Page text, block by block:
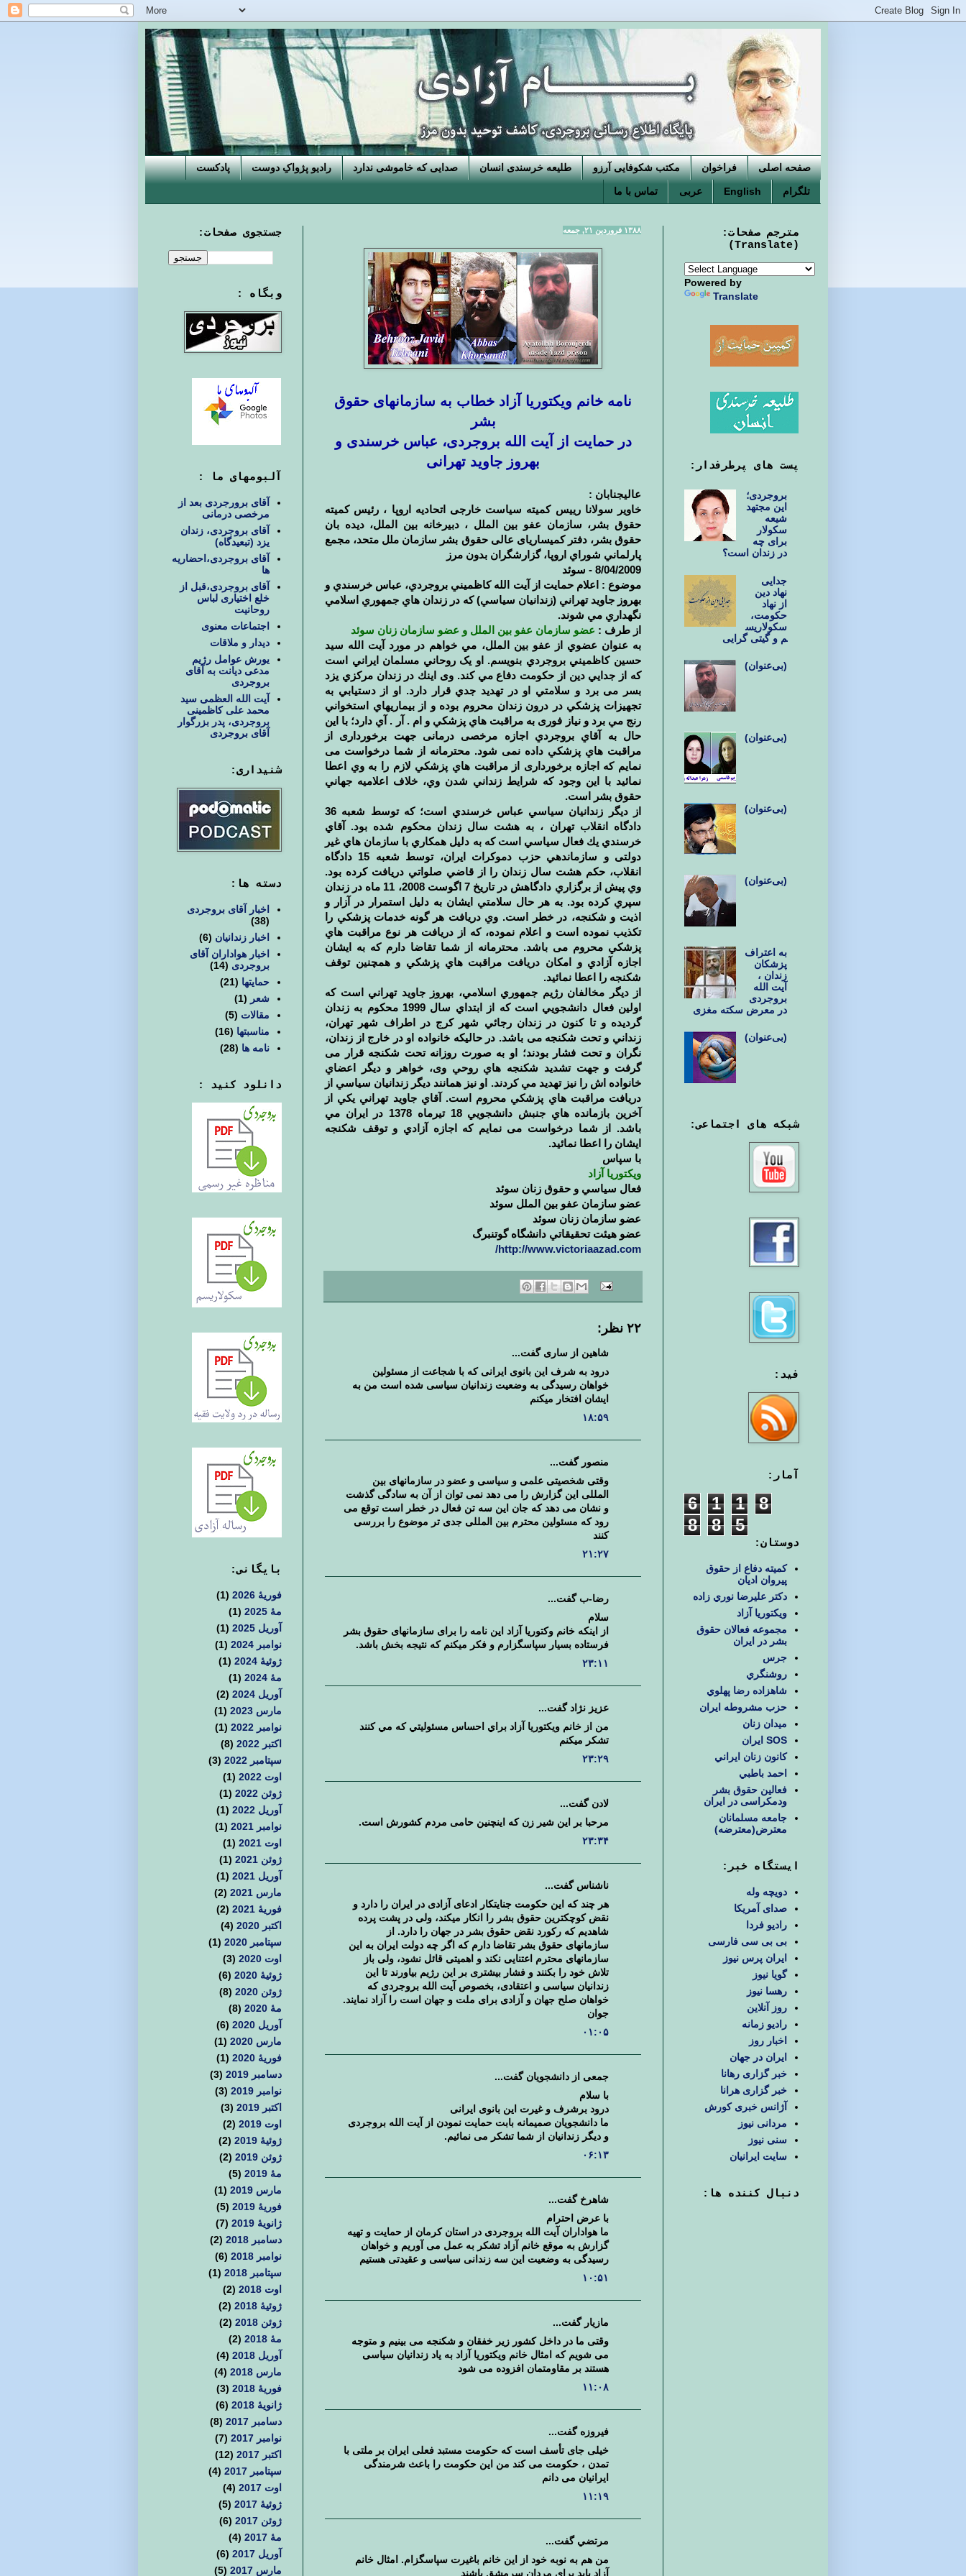
صفحه اصلی فراخوان مکتب شکوفایی آرزو طلیعه خرسندی انسان صدایی که خاموشی ندارد رادیو پژواکِ دوست پادکست
تلگرام English عربی تماس با ما
۱۳۸۸ فروردین ۲۱, جمعه
نامه خانم ویکتوریا آزاد خطاب به سازمانهای حقوق
بشر
در حمایت از آیت الله بروجردی، عباس خرسندی و
بهروز جاوید تهرانی
عالیجنابان :
خاوير سولانا رييس کميته سياست خارجی اتحاديه اروپا ، رئيس كميته
حقوق بشر، سازمان عفو بين الملل ، دبيرخانه بين الملل، ديده بان
حقوق بشر، دفتر کميساریای عالی حقوق بشر سازمان ملل متحد، مجمع
پارلماني شوراي اروپا، گزارشگران بدون مرز
8/04/2009 - سوئد
موضوع : اعلام حمايت از آيت الله كاظميني بروجردي، عباس خرسندي و
بهروز جاويد تهراني (زندانيان سياسي) كه در زندان هاي جمهوري اسلامي
نگهداري مي شوند.
از طرف : عضو سازمان عفو بين الملل و عضو سازمان زنان سوئد
به عنوان عضوي از عفو بين الملل، مي خواهم در مورد آيت الله سيد
حسين كاظميني بروجردي بنويسم. او یک روحاني مسلمان ايراني است
كه از جدايي دين از حكومت دفاع مي كند. وی اينك در زندان مركزي يزد
بسر می برد و سلامتي او در تهدید جدي قرار دارد. او از دستيابي به
تجهیزات پزشكي در درون زندان محروم بوده و از بيماريهاي استخواني
رنج مي برد و نياز فوری به مراقبت هاي پزشكي و ام . آر . آي دارد؛ با اين
حال به آقاي بروجردي اجازه مرخصی درمانی جهت برخورداری از
مراقبت هاي پزشكي داده نمی شود. محترمانه از شما درخواست می
نمایم كه اجازه برخورداری از مراقبت هاي پزشكي لازم را به وي اعطا
نمائيد با اين وجود كه شرايط زنداني شدن وي، خلاف اعلامیه جهاني
حقوق بشر است.
از دیگر زندانيان سياسي عباس خرسندي است؛ كه توسط شعبه 36
دادگاه انقلاب تهران ، به هشت سال زندان محكوم شده بود. آقاي
خرسندي يك فعال سياسي است که به دليل همكاري با سازمان هاي غير
دولتی و سازماندهي حزب دموكرات ايران، توسط شعبه 15 دادگاه
انقلاب، حكم هشت سال زندان را از قاضي صلواتي دريافت كرده بود.
وي پيش از برگزاري دادگاهش در تاريخ 7 اگوست 2008، 11 ماه در زندان
سپري كرده بود. به هر حال سلامتي ایشان به دليل استمرار در آزار و
اذیت و شكنجه، در خطر است. وي دريافت هر گونه خدمات پزشكي را
تکذیب نموده است و اعلام نموده، که از دريافت هر نوع مراقبت هاي
پزشكي محروم می باشد. محترمانه از شما تقاضا دارم كه به ايشان
اجازه آزادي و امكان دريافت مراقبت هاي پزشكي و همچنین توقف
شكنجه را اعطا نمائيد.
از ديگر مخالفان رژيم جمهوري اسلامي، بهروز جاويد تهراني است که
اولين فعال دانشجويي است كه از ابتداي سال 1999 محکوم به زندان
گردیده و تا کنون در زندان رجائي شهر كرج در اطراف شهر تهران،
زنداني و تحت شكنجه می باشد. در حاليكه خانواده او در خارج از زندان،
نگران و تحت فشار بودند؛ او به صورت روزانه تحت شکنجه قرار می
گرفت و جهت تشدید شكنجه هاي روحي وی، خواهر و ديگر اعضاي
خانواده اش را نيز تهديد مي كردند. او نيز همانند ديگر زندانيان سياسي از
دريافت مراقبت هاي پزشكي محروم است. آقاي جاويد تهراني يكي از
آخرين بازمانده هاي جنبش دانشجويي 18 تيرماه 1378 در ايران مي
باشد. از شما درخواست می نمایم كه اجازه آزادي و توقف شكنجه
ايشان را اعطا نمائيد.
با سپاس
ويكتوريا آزاد
فعال سياسي و حقوق زنان سوئد
عضو سازمان عفو بين الملل سوئد
عضو سازمان زنان سوئد
عضو هیئت تحقيقاتي دانشگاه گوتنبرگ
http://www.victoriaazad.com/
۲۲ نظر:
شاهین از ساری گفت...
درود به شرف این بانوی ایرانی که با شجاعت از مسئولین
خواهان رسیدگی به وضعیت زندانیان سیاسی شده است من به
ایشان افتخار میکنم
۱۸:۵۹
منصور گفت...
وقتی شخصیتی علمی و سیاسی و عضو در سازمانهای بین
المللی این گزارش را می دهد نمی توان از آن به سادگی گذشت
و نشان می دهد که جان این سه تن فعال در خطر است توقع می
رود که مسئولین محترم بین المللی جدی تر موضوع را بررسی
کنند
۲۱:۲۷
رضا-ب گفت...
سلام
از اینکه خانم وکتوریا آزاد این نامه را برای سازمانهای حقوق بشر
فرستاده بسیار سپاسگزارم و فکر میکنم که نتیجه بخش باشد.
۲۳:۱۱
عزيز نژاد گفت...
من از خانم ويكتوريا آزاد براي احساس مسئوليتي كه مي كنند
تشكر ميكنم
۲۳:۲۹
لادن گفت...
مرحبا بر این شیر زن که اینچنین حامی مردم کشورش است.
۲۳:۳۴
ناشناس گفت...
هر چند که این حکومت جنایتکار ادعای آزادی در ایران را دارد و
نقض کوچکترین حقوق بشر را انکار میکند، ولی در پشت پرده
شاهدیم که رکورد نقض حقوق بشر در جهان را دارد. از
سازمانهای حقوق بشر تقاضا دارم که اگر چه دولت ایران به این
سازمانهای محترم اعتنایی نکند و اهمیتی قائل نشود، ولی باز
تلاش خود را بکنند و فشار بیشتری بر این رژیم بیاورند تا این
زندانیان سیاسی و اعتقادی، بخصوص آیت الله بروجردی که
خواهان صلح جهان و آزادی برای ملت و جهان است را آزاد نمایند.
جوان
۰۱:۰۵
جمعی از دانشجویان گفت...
با سلام
درود برشرف و غیرت این بانوی ایرانی
ما دانشجویان صمیمانه بابت حمایت نمودن از آیت الله بروجردی
و دیگر زندانیان از شما تشکر می نمائیم.
۰۶:۱۳
شاهرخ گفت...
با عرض احترام
ما هواداران آیت الله بروجردی در استان کرمان از حمایت و تهیه
گزارش به موقع خانم آزاد تشکر به عمل می آوریم و خواهان
رسیدگی به وضعیت این سه زندانی سیاسی و عقیدتی هستیم
۱۰:۵۱
مازیار گفت...
وقتی ما در داخل کشور زیر خفقان و شکنجه می بینیم و متوجه
می شویم که امثال خانم ویکتوریا آزاد به یاد زندانیان سیاسی
هستند بر مقاومتمان افزوده می شود
۱۱:۰۸
فیروزه گفت...
خیلی جای تأسف است که حکومت مستبد فعلی ایران بر ملتی با
تمدن ، حکومت می کند من این حکومت را باعث شرمندگی
ایرانیان می دانم
۱۱:۱۹
مرتضي گفت...
من هم به نوبه خود از اين خانم باغيرت سپاسگزام. امثال خانم
آزاد بايد براي مردان سرمشق باشند
جستجوی صفحات:
وبگاه :
آلبومهای ما :
آقای برورجردی بعد از
مرخصی درمانی
آقای بروجردی، زندان
یزد (تبعیدگاه)
آقای بروجردی،احضاریه
ها
آقای بروجردی،قبل از
خلع اختیاری لباس
روحانیت
اجتماعات معنوی
دیدار و ملاقات
یورش عوامل رژیم
مدعی دیانت به آقای
بروجردی
آیت الله العظمی سید
محمد علی کاظمینی
بروجردی، پدر بزرگوار
آقای بروجردی
شنیداری:
دسته ها:
اخبار آقای بروجردی
(38)
اخبار زندانیان (6)
اخبار هواداران آقای
بروجردی (14)
حمایتها (21)
شعر (1)
مقالات (5)
مناسبتها (16)
نامه ها (28)
دانلود کنید :
بايگانی:
فوریهٔ 2026
(1)
مهٔ 2025
(1)
آوریل 2025
(1)
نوامبر 2024
(1)
ژوئیهٔ 2024
(1)
مهٔ 2024
(1)
آوریل 2024
(2)
مارس 2023
(1)
نوامبر 2022
(1)
اکتبر 2022
(8)
سپتامبر 2022
(3)
اوت 2022
(1)
ژوئن 2022
(1)
آوریل 2022
(1)
نوامبر 2021
(1)
اوت 2021
(1)
ژوئن 2021
(1)
آوریل 2021
(1)
مارس 2021
(2)
فوریهٔ 2021
(2)
اکتبر 2020
(4)
سپتامبر 2020
(1)
اوت 2020
(3)
ژوئیهٔ 2020
(6)
ژوئن 2020
(8)
مهٔ 2020
(8)
آوریل 2020
(6)
مارس 2020
(1)
فوریهٔ 2020
(1)
دسامبر 2019
(3)
نوامبر 2019
(3)
اکتبر 2019
(3)
اوت 2019
(2)
ژوئیهٔ 2019
(2)
ژوئن 2019
(2)
مهٔ 2019
(5)
مارس 2019
(1)
فوریهٔ 2019
(5)
ژانویهٔ 2019
(7)
دسامبر 2018
(2)
نوامبر 2018
(6)
سپتامبر 2018
(1)
اوت 2018
(2)
ژوئیهٔ 2018
(2)
ژوئن 2018
(2)
مهٔ 2018
(2)
آوریل 2018
(4)
مارس 2018
(4)
فوریهٔ 2018
(3)
ژانویهٔ 2018
(6)
دسامبر 2017
(8)
نوامبر 2017
(7)
اکتبر 2017
(12)
سپتامبر 2017
(4)
اوت 2017
(4)
ژوئیهٔ 2017
(5)
ژوئن 2017
(6)
مهٔ 2017
(4)
آوریل 2017
(6)
مارس 2017
(5)
مترجم صفحات:
(Translate)
Powered by
Translate
پست های پرطرفدار:
بروجردی؛
این مجتهد
شیعه
سکولار
برای چه
در زندان است؟
جدایی
نهاد دین
از نهاد
حکومت،
سکولاریس
م و گیتی گرایی
(بی‌عنوان)
(بی‌عنوان)
(بی‌عنوان)
(بی‌عنوان)
به اعتراف
پزشکان
زندان ،
آیت الله
بروجردی
در معرض سکته مغزی
(بی‌عنوان)
شبکه های اجتماعی:
فید:
آمار:
6 1 1
8
8
8 5
دوستان:
کمیته دفاع از حقوق
پیروان ادیان
دكتر عليرضا نوري زاده
ويكتوريا آزاد
مجموعه فعالان حقوق
بشر در ایران
جرس
روشنگري
شاهزاده رضا پهلوي
حزب مشروطه ايران
ميدان زنان
SOS ایران
كانون زنان ايراني
احمد باطبي
فعالین حقوق بشر
ودمکراسی در ایران
جامعه مسلمانان
معترض(معترضه)
ایستگاه خبر:
دویچه وله
صدای آمریکا
رادیو فردا
بی بی سی فارسی
ایران پرس نیوز
گویا نیوز
رهسا نیوز
روز آنلاین
رادیو زمانه
اخبار روز
ایران در جهان
خبر گزاری رهانا
خبر گزاری هرانا
آژانس خبری کورش
مردانی نیوز
سنی نیوز
سایت ایرانیان
دنبال كننده ها: